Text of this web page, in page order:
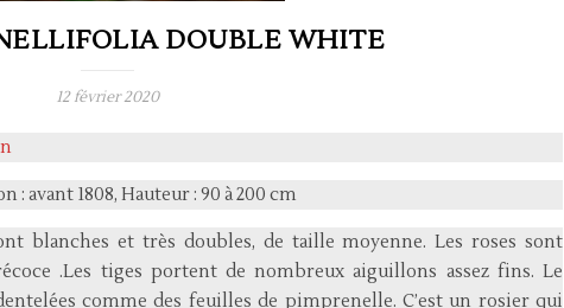
DOUBLE WHITE
12 février 2020
avant 1808, Hauteur : 90 à 200 cm
blanches et très doubles, de taille moyenne. Les roses sont
.Les tiges portent de nombreux aiguillons assez fins. Le
comme des feuilles de pimprenelle. C’est un rosier qui